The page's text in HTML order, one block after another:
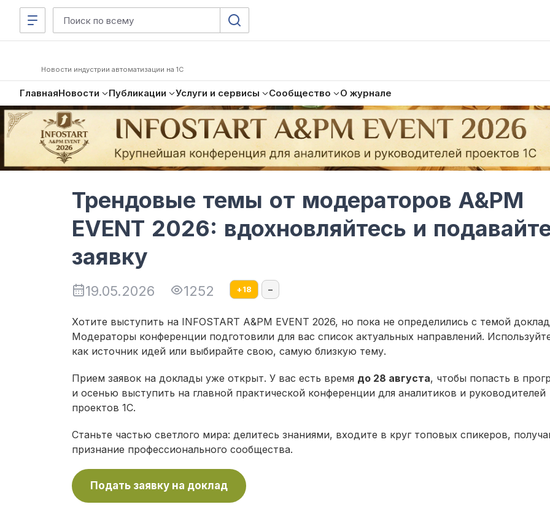
Новости индустрии автоматизации на 1С
ГлавнаяНовости Публикации Услуги и сервисы Сообщество О журнале
Трендовые темы от модераторов A&PM
EVENT 2026: вдохновляйтесь и
заявку
19.05.2026 1252 +18 –
Хотите выступить на INFOSTART A&PM EVENT 2026, но пока не определились с темой
Модераторы конференции подготовили для вас список актуальных направлений.
как источник идей или выбирайте свою, самую близкую тему.
Прием заявок на доклады уже открыт. У вас есть время до 28 августа, чтобы попасть в
и осенью выступить на главной практической конференции для аналитиков и руководителей
проектов 1С.
Станьте частью светлого мира: делитесь знаниями, входите в круг топовых спикеров,
признание профессионального сообщества.
Подать заявку на доклад